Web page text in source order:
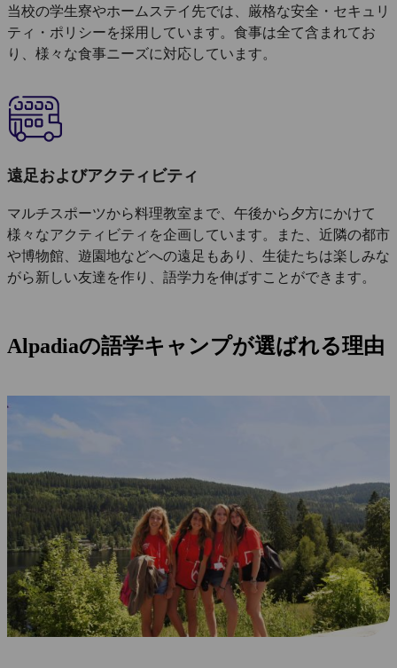
当校の学生寮やホームステイ先では、厳格な安全・セキュリ
ティ・ポリシーを採用しています。食事は全て含まれてお
り、様々な食事ニーズに対応しています。
遠足およびアクティビティ
マルチスポーツから料理教室まで、午後から夕方にかけて
様々なアクティビティを企画しています。また、近隣の都市
や博物館、遊園地などへの遠足もあり、生徒たちは楽しみな
がら新しい友達を作り、語学力を伸ばすことができます。
Alpadiaの語学キャンプが選ばれる理由